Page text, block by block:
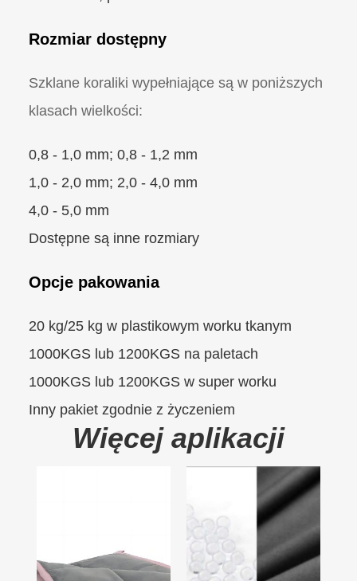
Rozmiar dostępny
Szklane koraliki wypełniające są w poniższych
klasach wielkości:
0,8 - 1,0 mm; 0,8 - 1,2 mm
1,0 - 2,0 mm; 2,0 - 4,0 mm
4,0 - 5,0 mm
Dostępne są inne rozmiary
Opcje pakowania
20 kg/25 kg w plastikowym worku tkanym
1000KGS lub 1200KGS na paletach
1000KGS lub 1200KGS w super worku
Inny pakiet zgodnie z życzeniem
Więcej aplikacji